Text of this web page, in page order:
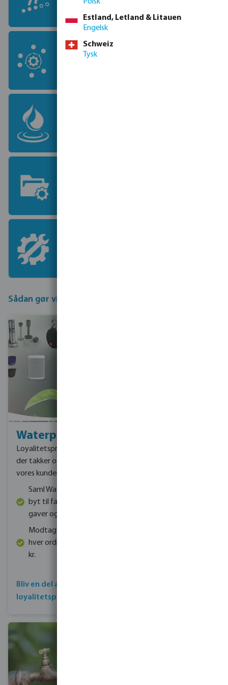
Brands
Bevo samarbejder med førende
Sådan gør vi en forskel
Waterpoints
Loyalitetsprogrammet,
der takker og belønner
vores kunder
Saml Waterpoints, og
byt til fantastiske
gaver og oplevelser
Modtag point for
hver ordre over 3.750
kr.
Bliv en del af
loyalitetsprogrammet
Estland, Letland & Litauen
Engelsk
Schweiz
Tysk